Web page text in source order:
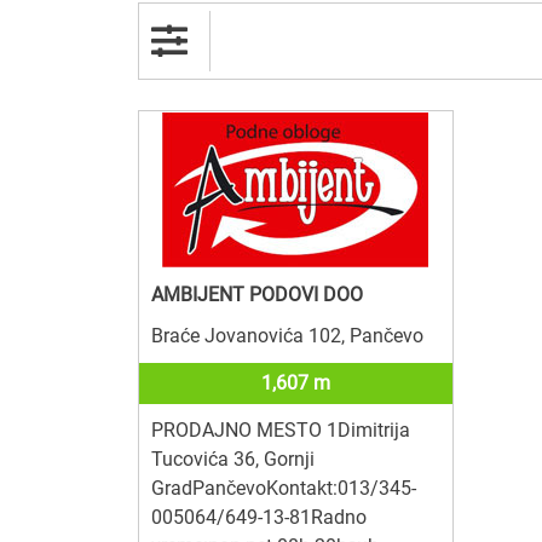
AMBIJENT PODOVI DOO
Braće Jovanovića 102, Pančevo
1,607 m
PRODAJNO MESTO 1Dimitrija
Tucovića 36, Gornji
GradPančevoKontakt:013/345-
005064/649-13-81Radno